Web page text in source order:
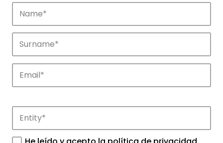
Companies
Discover the companies that drive